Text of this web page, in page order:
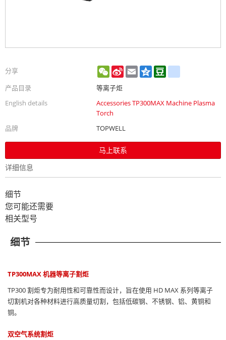
分享 WeChat
Sina
Weibo
EmailQzone
产品目录
等离子炬
English details
Accessories TP300MAX Machine Plasma
Torch
品牌
TOPWELL
马上联系
详细信息
细节
您可能还需要
相关型号
细节
TP300MAX 机器等离子割炬
TP300 割炬专为耐用性和可靠性而设计，旨在使用 HD MAX 系列等离子
切割机对各种材料进行高质量切割，包括低碳钢、不锈钢、铝、黄铜和
铜。
双空气系统割炬